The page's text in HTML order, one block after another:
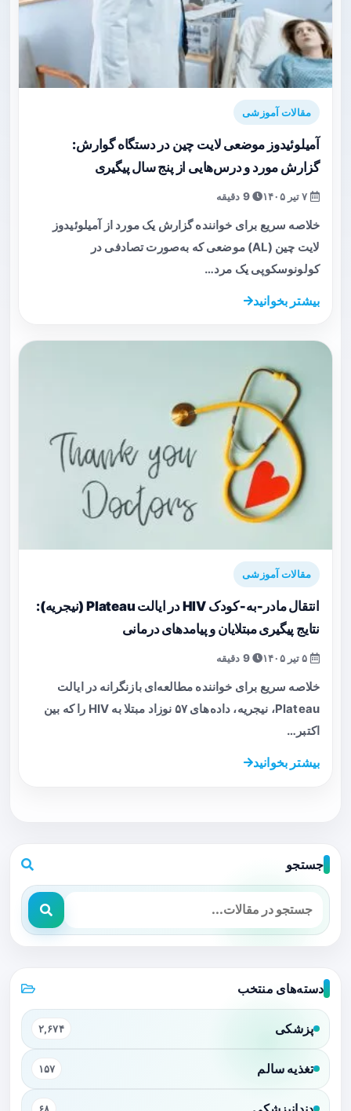
مقالات آموزشی
آمیلوئیدوز موضعی لایت چین در دستگاه گوارش:
گزارش مورد و درس‌هایی از پنج سال پیگیری
9 دقیقه
خلاصه سریع برای خواننده گزارش یک مورد از آمیلوئیدوز
لایت چین (AL) موضعی که به‌صورت تصادفی در
کولونوسکوپی یک مرد…
بیشتر بخوانید
مقالات آموزشی
انتقال مادر‑به‑کودک HIV در ایالت Plateau (نیجریه):
نتایج پیگیری مبتلایان و پیامدهای درمانی
9 دقیقه
خلاصه سریع برای خواننده مطالعه‌ای بازنگرانه در ایالت
Plateau، نیجریه، داده‌های ۵۷ نوزاد مبتلا به HIV را که بین
اکتبر…
بیشتر بخوانید
جستجو
دسته‌های منتخب
پزشکی ۲,۶۷۴
تغذیه سالم ۱۵۷